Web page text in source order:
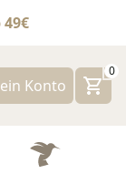
0
Konto